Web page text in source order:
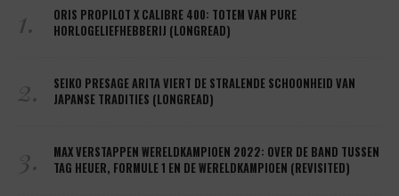
1.
ORIS PROPILOT X CALIBRE 400: TOTEM VAN PURE
HORLOGELIEFHEBBERIJ (LONGREAD)
2.
SEIKO PRESAGE ARITA VIERT DE STRALENDE SCHOONHEID VAN
JAPANSE TRADITIES (LONGREAD)
3.
MAX VERSTAPPEN WERELDKAMPIOEN 2022: OVER DE BAND TUSSEN
TAG HEUER, FORMULE 1 EN DE WERELDKAMPIOEN (REVISITED)